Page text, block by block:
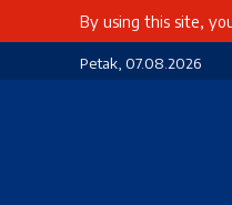
By using this site,
Petak, 07.08.2026